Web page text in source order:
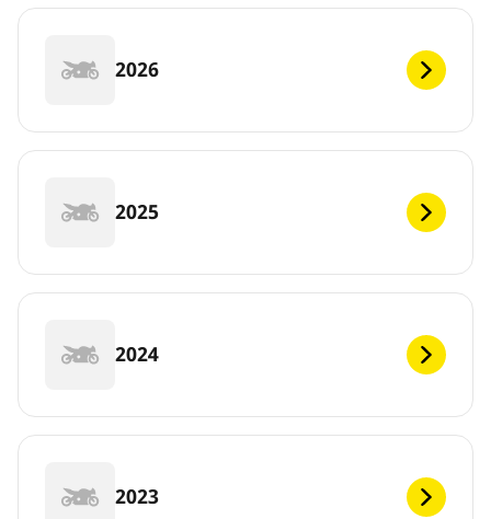
2026
2025
2024
2023